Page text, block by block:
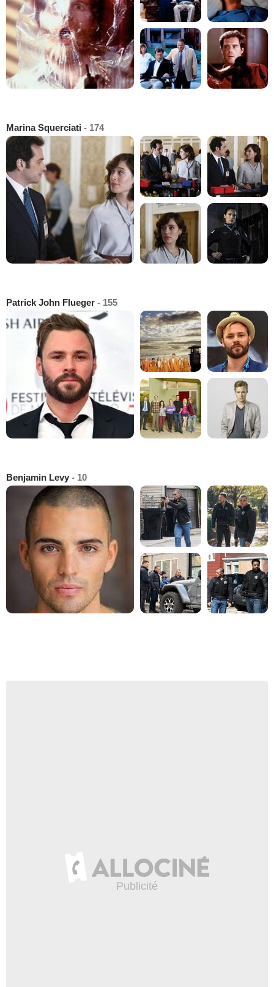
Marina Squerciati - 174
Patrick John Flueger - 155
Benjamin Levy - 10